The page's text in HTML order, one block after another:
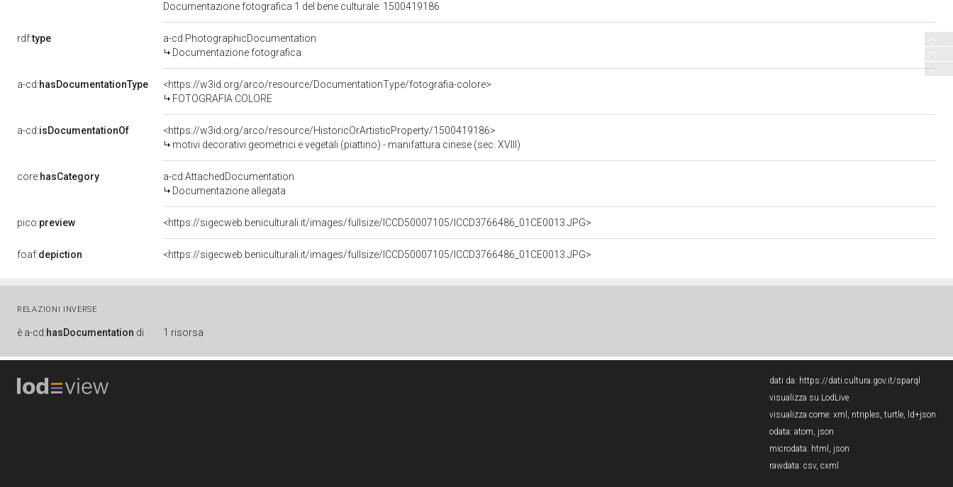
Documentazione fotografica 1 del bene culturale: 1500419186
rdf:type
a-cd:PhotographicDocumentation
Documentazione fotografica
a-cd:hasDocumentationType
<https://w3id.org/arco/resource/DocumentationType/fotografia-colore>
FOTOGRAFIA COLORE
a-cd:isDocumentationOf
<https://w3id.org/arco/resource/HistoricOrArtisticProperty/1500419186>
motivi decorativi geometrici e vegetali (piattino) - manifattura cinese (sec. XVIII)
core:hasCategory
a-cd:AttachedDocumentation
Documentazione allegata
pico:preview <https://sigecweb.beniculturali.it/images/fullsize/ICCD50007105/ICCD3766486_01CE0013.JPG>
foaf:depiction <https://sigecweb.beniculturali.it/images/fullsize/ICCD50007105/ICCD3766486_01CE0013.JPG>
RELAZIONI INVERSE
è a-cd:hasDocumentation di 1 risorsa
dati da: https://dati.cultura.gov.it/sparql
visualizza su LodLive
visualizza come: xml , ntriples, turtle, ld+json
odata: atom, json
microdata: html , json
rawdata: csv, cxml